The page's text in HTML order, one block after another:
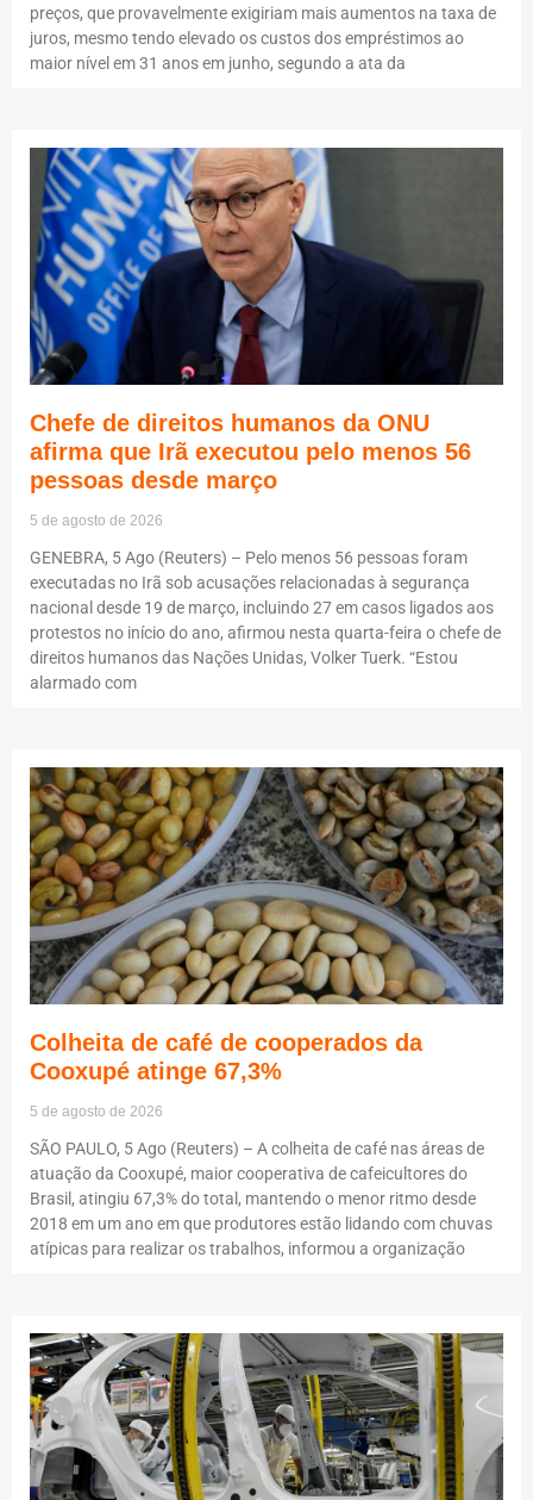
preços, que provavelmente exigiriam mais aumentos na taxa de
juros, mesmo tendo elevado os custos dos empréstimos ao
maior nível em 31 anos em junho, segundo a ata da
Chefe de direitos humanos da ONU
afirma que Irã executou pelo menos 56
pessoas desde março
5 de agosto de 2026
GENEBRA, 5 Ago (Reuters) – Pelo menos 56 pessoas foram
executadas no Irã sob acusações relacionadas à segurança
nacional desde 19 de março, incluindo 27 em casos ligados aos
protestos no início do ano, afirmou nesta quarta-feira o chefe de
direitos humanos das Nações Unidas, Volker Tuerk. “Estou
alarmado com
Colheita de café de cooperados da
Cooxupé atinge 67,3%
5 de agosto de 2026
SÃO PAULO, 5 Ago (Reuters) – A colheita de café nas áreas de
atuação da Cooxupé, maior cooperativa de cafeicultores do
Brasil, atingiu 67,3% do total, mantendo o menor ritmo desde
2018 em um ano em que produtores estão lidando com chuvas
atípicas para realizar os trabalhos, informou a organização